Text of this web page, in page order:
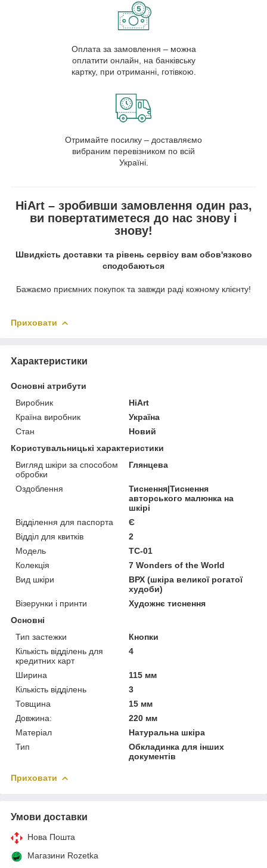
Оплата за замовлення – можна
оплатити онлайн, на банківську
картку, при отриманні, готівкою.
Отримайте посилку – доставляємо
вибраним перевізником по всій
Україні.
HiArt – зробивши замовлення один раз,
ви повертатиметеся до нас знову і
знову!
Швидкість доставки та рівень сервісу вам обов'язково
сподобаються
Бажаємо приємних покупок та завжди раді кожному клієнту!
Приховати
Характеристики
Основні атрибути
Виробник
HiArt
Країна виробник
Україна
Стан
Новий
Користувальницькі характеристики
Вигляд шкіри за способом
обробки
Глянцева
Оздоблення
Тиснення|Тиснення
авторського малюнка на
шкірі
Відділення для паспорта
Є
Відділ для квитків
2
Модель
TC-01
Колекція
7 Wonders of the World
Вид шкіри
ВРХ (шкіра великої рогатої
худоби)
Візерунки і принти
Художнє тиснення
Основні
Тип застежки
Кнопки
Кількість відділень для
кредитних карт
4
Ширина
115 мм
Кількість відділень
3
Товщина
15 мм
Довжина:
220 мм
Матеріал
Натуральна шкіра
Тип
Обкладинка для інших
документів
Приховати
Умови доставки
Нова Пошта
Магазини Rozetka